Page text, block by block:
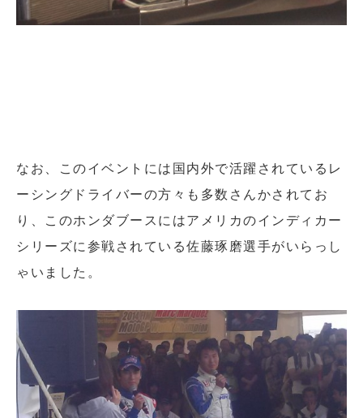
なお、このイベントには国内外で活躍されているレ
ーシングドライバーの方々も多数さんかされてお
り、このホンダブースにはアメリカのインディカー
シリーズに参戦されている佐藤琢磨選手がいらっし
ゃいました。